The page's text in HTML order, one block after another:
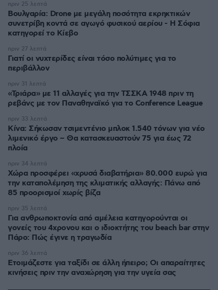
Βουλγαρία: Drone με μεγάλη ποσότητα εκρηκτικών
συνετρίβη κοντά σε αγωγό φυσικού αερίου - Η Σόφια
κατηγορεί το Κίεβο
πριν 25 λεπτά
Γιατί οι νυχτερίδες είναι τόσο πολύτιμες για το
περιβάλλον
πριν 27 λεπτά
«Τριάρα» με 11 αλλαγές για την ΤΣΣΚΑ 1948 πριν τη
ρεβάνς με τον Παναθηναϊκό για το Conference League
πριν 31 λεπτά
Κίνα: Σήκωσαν τσιμεντένιο μπλοκ 1.540 τόνων για νέο
λιμενικό έργο – Θα κατασκευαστούν 75 για έως 72
πλοία
πριν 33 λεπτά
Χώρα προσφέρει «χρυσά διαβατήρια» 80.000 ευρώ για
την καταπολέμηση της κλιματικής αλλαγής: Πάνω από
85 προορισμοί χωρίς βίζα
πριν 34 λεπτά
Για ανθρωποκτονία από αμέλεια κατηγορούνται οι
γονείς του 4χρονου και ο ιδιοκτήτης του beach bar στην
Πάρο: Πώς έγινε η τραγωδία
πριν 35 λεπτά
Ετοιμάζεστε για ταξίδι σε άλλη ήπειρο; Οι απαραίτητες
κινήσεις πριν την αναχώρηση για την υγεία σας
πριν 36 λεπτά